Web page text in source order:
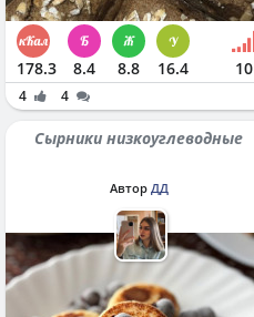
178.3 8.4 8.8 16.4 10
4 4
Сырники низкоуглеводные
Автор ДД